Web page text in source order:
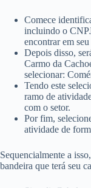
Comece
incluindo o
encontrar em
Depois disso,
Carmo da
selecionar:
Tendo este
ramo de
com o setor.
Por fim,
atividade de
Sequencialmente a
bandeira que terá seu